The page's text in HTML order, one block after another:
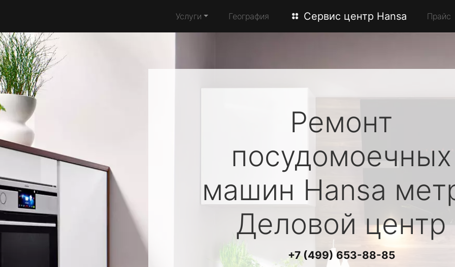
Услуги География Сервис центр Hansa Прайс
Ремонт
посудомоечных
машин Hansa
Деловой центр
+7 (499) 653-88-85